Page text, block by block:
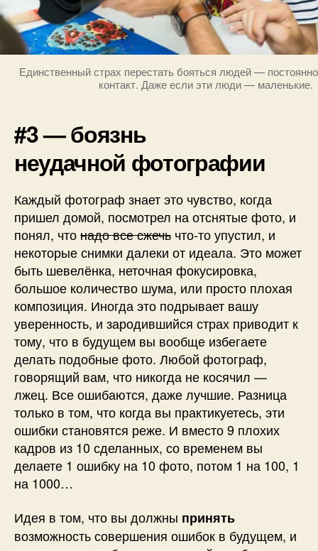
Единственный страх перестать бояться людей —
контакт. Даже если эти люди — маленькие.
#3 — боязнь
неудачной фотографии
Каждый фотограф знает это чувство, когда
пришел домой, посмотрел на отснятые фото, и
понял, чтонадо все сжечь что-то упустил, и
некоторые снимки далеки от идеала. Это может
быть шевелёнка, неточная фокусировка,
большое количество шума, или просто плохая
композиция. Иногда это подрывает вашу
уверенность, и зародившийся страх приводит к
тому, что в будущем вы вообще избегаете
делать подобные фото. Любой фотограф,
говорящий вам, что никогда не косячил —
лжец. Все ошибаются, даже лучшие. Разница
только в том, что когда вы практикуетесь, эти
ошибки становятся реже. И вместо 9 плохих
кадров из 10 сделанных, со временем вы
делаете 1 ошибку на 10 фото, потом 1 на 100, 1
на 1000…
Идея в том, что вы должны принять
возможность совершения ошибок в будущем, и